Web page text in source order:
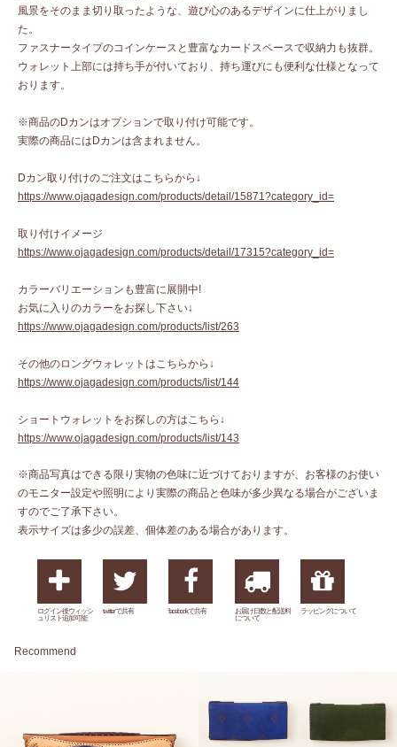
風景をそのまま切り取ったような、遊び心のあるデザインに仕上がりまし
た。
ファスナータイプのコインケースと豊富なカードスペースで収納力も抜群。
ウォレット上部には持ち手が付いており、持ち運びにも便利な仕様となって
おります。
※商品のDカンはオプションで取り付け可能です。
実際の商品にはDカンは含まれません。
Dカン取り付けのご注文はこちらから↓
https://www.ojagadesign.com/products/detail/15871?category_id=
取り付けイメージ
https://www.ojagadesign.com/products/detail/17315?category_id=
カラーバリエーションも豊富に展開中!
お気に入りのカラーをお探し下さい↓
https://www.ojagadesign.com/products/list/263
その他のロングウォレットはこちらから↓
https://www.ojagadesign.com/products/list/144
ショートウォレットをお探しの方はこちら↓
https://www.ojagadesign.com/products/list/143
※商品写真はできる限り実物の色味に近づけておりますが、お客様のお使い
のモニター設定や照明により実際の商品と色味が多少異なる場合がございま
すのでご了承下さい。
表示サイズは多少の誤差、個体差のある場合があります。
ログイン後ウィッシ
ュリスト追加可能
twitterで共有 facebookで共有
お届け日数と配送料
について
ラッピングについて
Recommend